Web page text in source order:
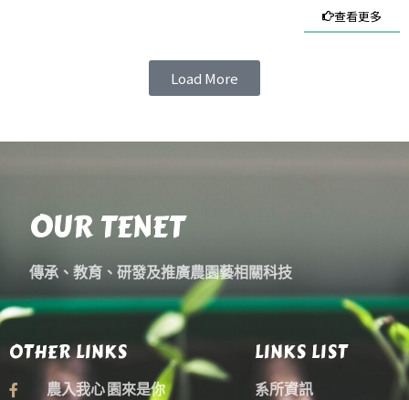
查看更多
Load More
LINKS LIST
系所資訊
OTHER LINKS
農入我心 園來是你
OUR TENET
傳承、教育、研發及推廣農園藝相關科技